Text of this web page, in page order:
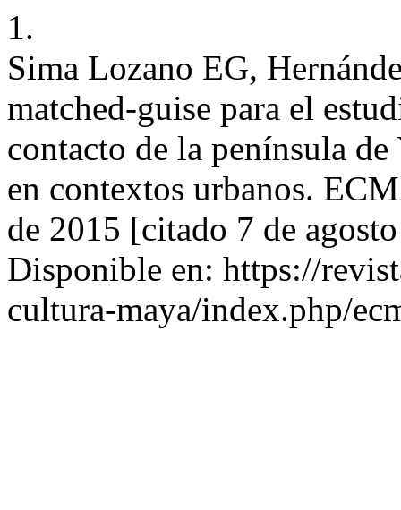
1.
Sima Lozano EG,
matched-guise para el
contacto de la península
en contextos urbanos.
de 2015 [citado 7 de
Disponible en: https://
cultura-maya/index.php/